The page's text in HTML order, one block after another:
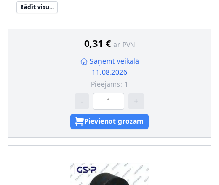
nepieciešamais daudzums
Rādīt visu...
0,31 € ar PVN
Saņemt veikalā
11.08.2026
Pieejams: 1
- +
Pievienot grozam